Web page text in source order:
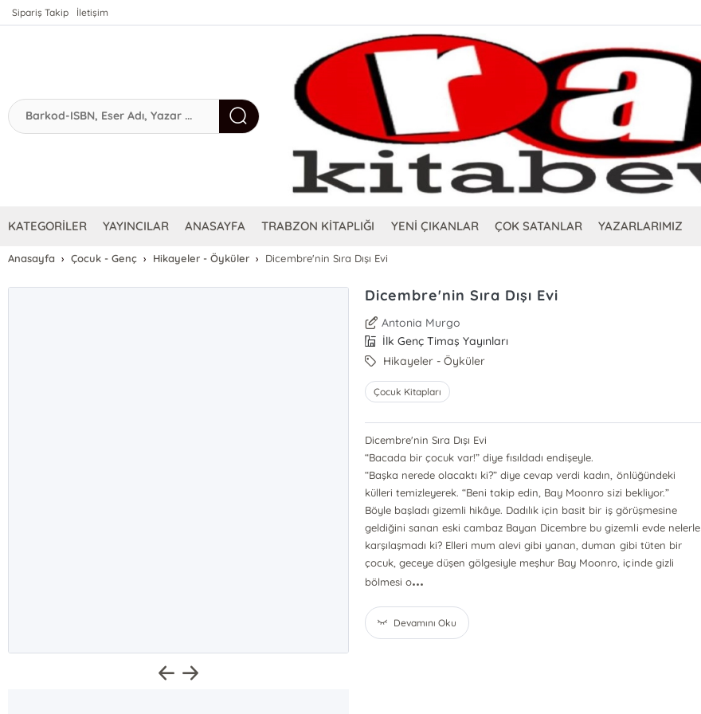
Sipariş Takip İletişim
KATEGORİLER YAYINCILAR ANASAYFA TRABZON KİTAPLIĞI YENİ ÇIKANLAR ÇOK SATANLAR YAZARLARIMIZ
Anasayfa Çocuk - Genç Hikayeler - Öyküler Dicembre'nin Sıra Dışı Evi
Dicembre'nin Sıra Dışı Evi
Antonia Murgo
İlk Genç Timaş Yayınları
Hikayeler - Öyküler
Çocuk Kitapları
Dicembre'nin Sıra Dışı Evi
“Bacada bir çocuk var!” diye fısıldadı endişeyle.
“Başka nerede olacaktı ki?” diye cevap verdi kadın, önlüğündeki
külleri temizleyerek. “Beni takip edin, Bay Moonro sizi bekliyor.”
Böyle başladı gizemli hikâye. Dadılık için basit bir iş görüşmesine
geldiğini sanan eski cambaz Bayan Dicembre bu gizemli evde nelerle
karşılaşmadı ki? Elleri mum alevi gibi yanan, duman gibi tüten bir
çocuk, geceye düşen gölgesiyle meşhur Bay Moonro, içinde gizli
bölmesi o...
Devamını Oku